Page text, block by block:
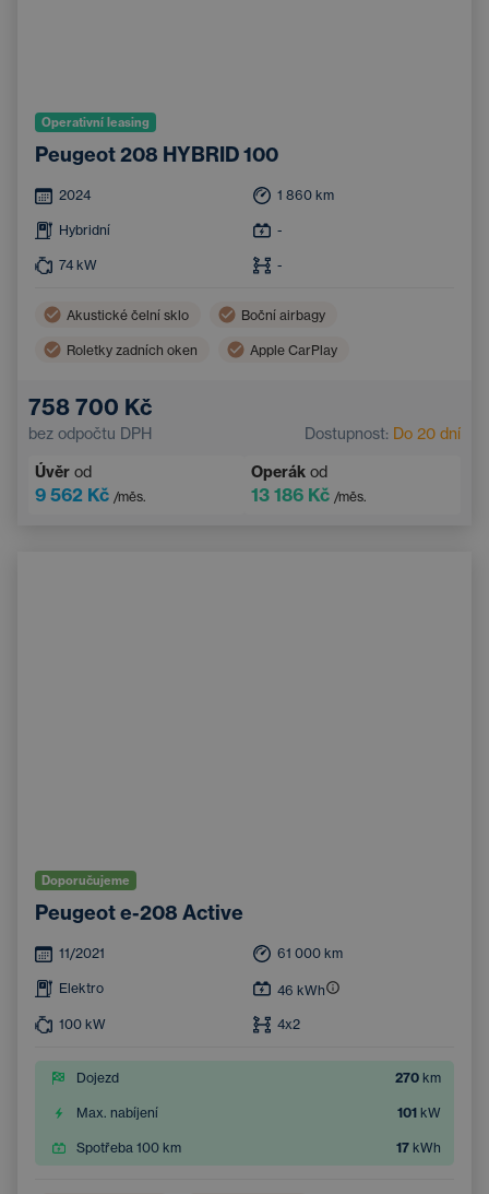
Operativní leasing
Peugeot 208 HYBRID 100
2024 1 860 km
Hybridní -
74 kW -
Akustické čelní sklo Boční airbagy
Roletky zadních oken Apple CarPlay
Klimatizace
Dotykový displej
758 700 Kč
bez odpočtu DPH Dostupnost: Do 20 dní
Úvěr od
9 562 Kč /měs.
Operák od
13 186 Kč /měs.
Doporučujeme
Peugeot e-208 Active
11/2021 61 000 km
Elektro 46 kWh
100 kW 4x2
Dojezd 270 km
Max. nabíjení 101 kW
Spotřeba 100 km 17 kWh